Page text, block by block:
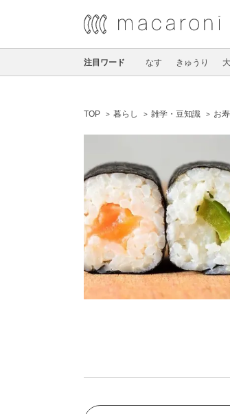
注目ワード なす きゅうり
TOP 暮らし 雑学・豆知識 お